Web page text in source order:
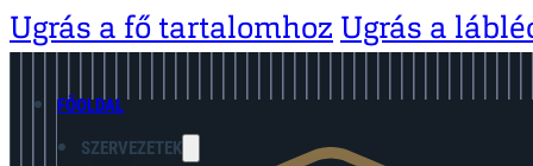
Ugrás a fő tartalomhoz Ugrás a
FŐOLDAL
SZERVEZETEK